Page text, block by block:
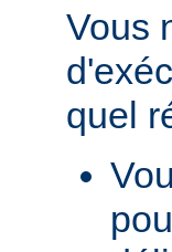
Vous
quel